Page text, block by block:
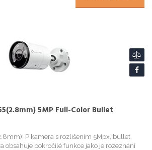
5MP Full-Color Bullet
P kamera s rozlišením 5Mpx, bullet,
obsahuje pokročilé funkce jako je rozeznání